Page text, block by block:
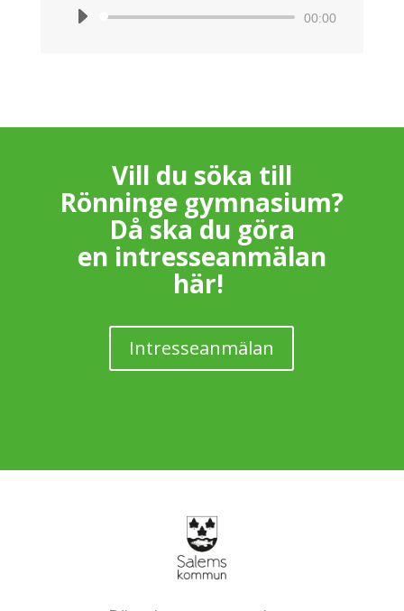
Ljudspelare
00:00
Vill du söka till
Rönninge gymnasium?
Då ska du göra
en intresseanmälan
här!
Intresseanmälan